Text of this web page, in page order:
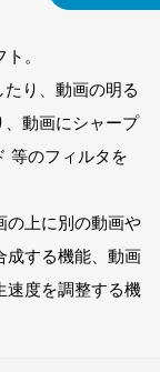
。
り、動画の明る
、動画にシャープ
等のフィルタを
の上に別の動画や
成する機能、動画
速度を調整する機